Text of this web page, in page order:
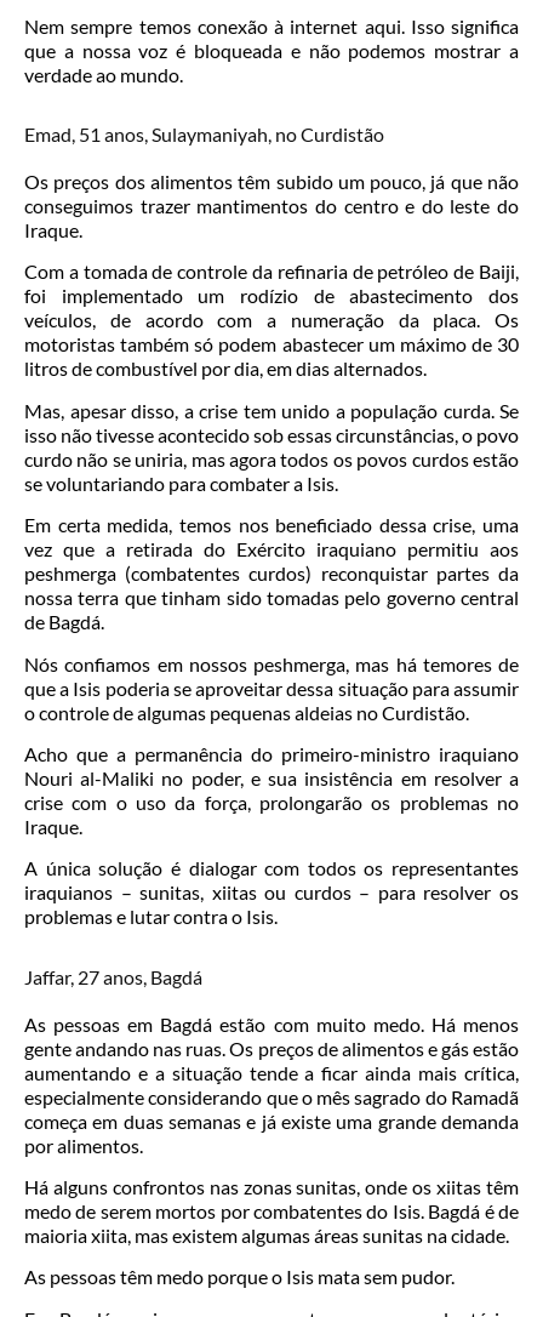
Nem sempre temos conexão à internet aqui. Isso significa
que a nossa voz é bloqueada e não podemos mostrar a
verdade ao mundo.
Emad, 51 anos, Sulaymaniyah, no Curdistão
Os preços dos alimentos têm subido um pouco, já que não
conseguimos trazer mantimentos do centro e do leste do
Iraque.
Com a tomada de controle da refinaria de petróleo de Baiji,
foi implementado um rodízio de abastecimento dos
veículos, de acordo com a numeração da placa. Os
motoristas também só podem abastecer um máximo de 30
litros de combustível por dia, em dias alternados.
Mas, apesar disso, a crise tem unido a população curda. Se
isso não tivesse acontecido sob essas circunstâncias, o povo
curdo não se uniria, mas agora todos os povos curdos estão
se voluntariando para combater a Isis.
Em certa medida, temos nos beneficiado dessa crise, uma
vez que a retirada do Exército iraquiano permitiu aos
peshmerga (combatentes curdos) reconquistar partes da
nossa terra que tinham sido tomadas pelo governo central
de Bagdá.
Nós confiamos em nossos peshmerga, mas há temores de
que a Isis poderia se aproveitar dessa situação para assumir
o controle de algumas pequenas aldeias no Curdistão.
Acho que a permanência do primeiro-ministro iraquiano
Nouri al-Maliki no poder, e sua insistência em resolver a
crise com o uso da força, prolongarão os problemas no
Iraque.
A única solução é dialogar com todos os representantes
iraquianos – sunitas, xiitas ou curdos – para resolver os
problemas e lutar contra o Isis.
Jaffar, 27 anos, Bagdá
As pessoas em Bagdá estão com muito medo. Há menos
gente andando nas ruas. Os preços de alimentos e gás estão
aumentando e a situação tende a ficar ainda mais crítica,
especialmente considerando que o mês sagrado do Ramadã
começa em duas semanas e já existe uma grande demanda
por alimentos.
Há alguns confrontos nas zonas sunitas, onde os xiitas têm
medo de serem mortos por combatentes do Isis. Bagdá é de
maioria xiita, mas existem algumas áreas sunitas na cidade.
As pessoas têm medo porque o Isis mata sem pudor.